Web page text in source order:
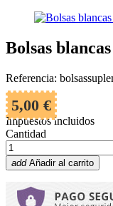
Bolsas
Referencia:
5,00 €
Impuestos incluidos
Cantidad
add Añadir al carrito